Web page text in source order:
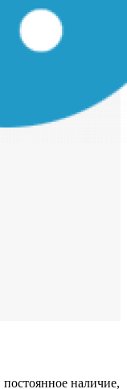
наличие,